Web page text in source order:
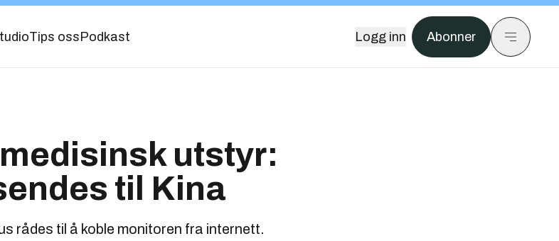
Tips oss Podkast Logg inn Abonner
utstyr:
til Kina
rådes til å koble monitoren fra internett.